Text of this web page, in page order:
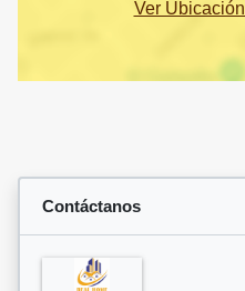
Ver Ubicación
Contáctanos